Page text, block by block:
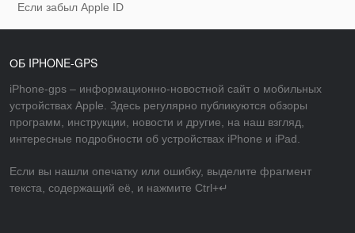
Если забыл Apple ID
ОБ IPHONE-GPS
iPhone-gps – информационно-новостной сайт о мобильных
устройствах Apple. Здесь регулярно публикуются обзоры
программ, инструкции, новости и другие, на наш взгляд,
интересные подробности об устройствах iPhone и iPad.
Если вы нашли опечатку или ошибку, выделите фрагмент
текста, содержащий её, и нажмите Ctrl+↵